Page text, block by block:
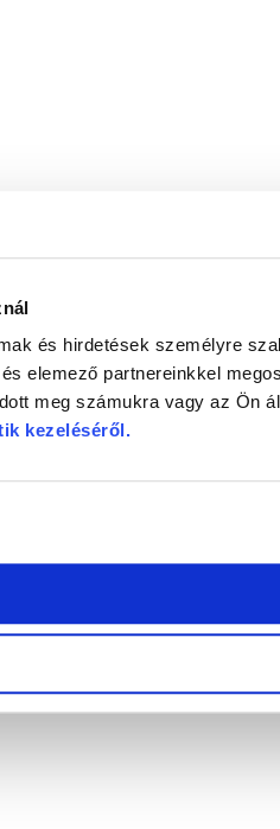
és hirdetések személyre
elemező partnereinkkel
meg számukra vagy az Ön
kezeléséről.